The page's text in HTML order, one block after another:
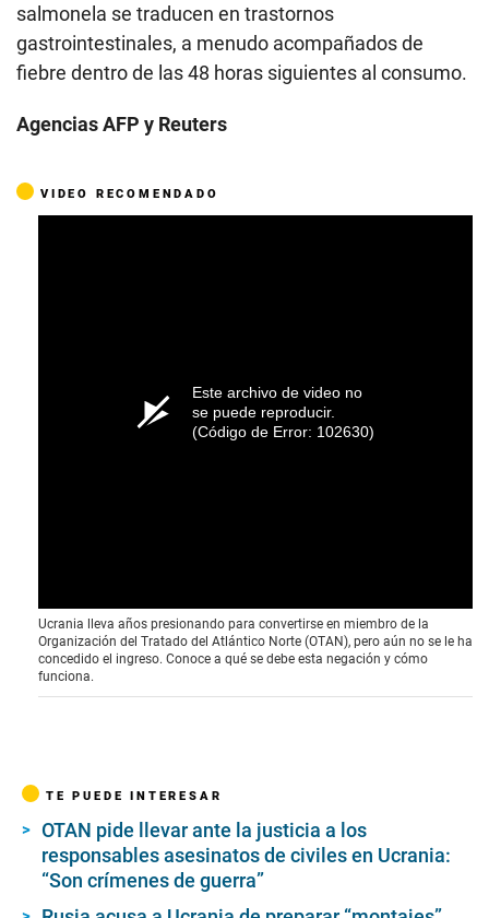
salmonela se traducen en trastornos
gastrointestinales, a menudo acompañados de
fiebre dentro de las 48 horas siguientes al consumo.
Agencias AFP y Reuters
VIDEO RECOMENDADO
Este archivo de video no
se puede reproducir.
(Código de Error: 102630)
Ucrania lleva años presionando para convertirse en miembro de la
Organización del Tratado del Atlántico Norte (OTAN), pero aún no se le ha
concedido el ingreso. Conoce a qué se debe esta negación y cómo
funciona.
TE PUEDE INTERESAR
OTAN pide llevar ante la justicia a los
responsables asesinatos de civiles en Ucrania:
“Son crímenes de guerra”